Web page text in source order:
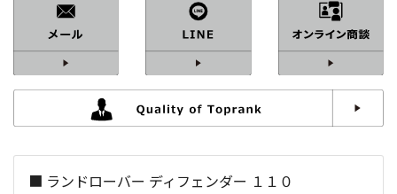
車検：2年付
修復歴：
中古車
総排気量：2,200cc
■ ランドローバー ディフェンダー １１０